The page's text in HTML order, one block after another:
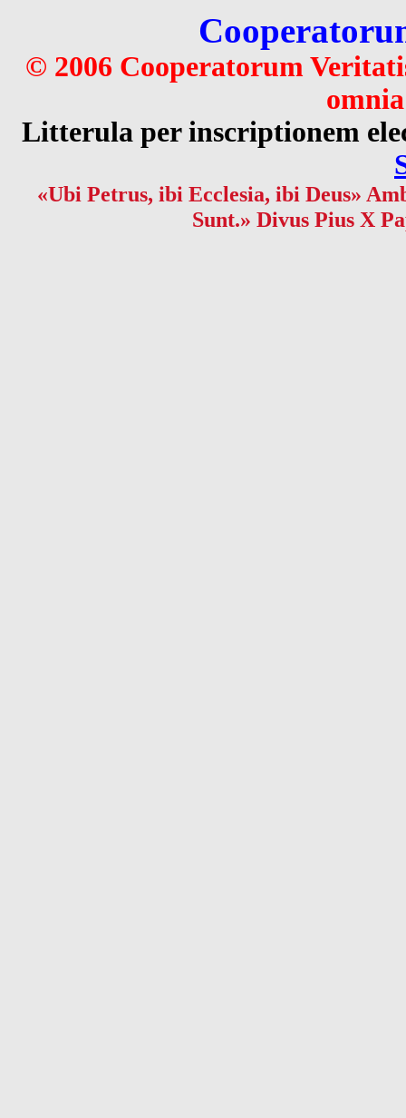
© 2006 Cooperatorum
Litterula per inscriptionem
«Ubi Petrus, ibi Ecclesia, ibi Deus»
Sunt.» Divus Pius X